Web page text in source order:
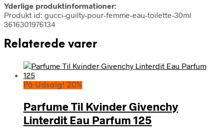
Yderlige produktinformationer:
Produkt id: gucci-guilty-pour-femme-eau-toilette-30ml
3616301976134
Relaterede varer
På Udsalg! 20%
Parfume Til Kvinder Givenchy
Linterdit Eau Parfum 125